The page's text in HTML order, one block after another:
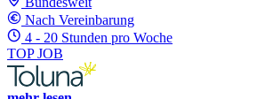
Nach Vereinbarung
4 - 20 Stunden pro Woche
TOP JOB